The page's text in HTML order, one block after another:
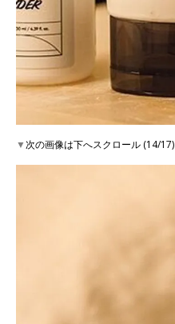
▼次の画像は下へスクロール (14/17)